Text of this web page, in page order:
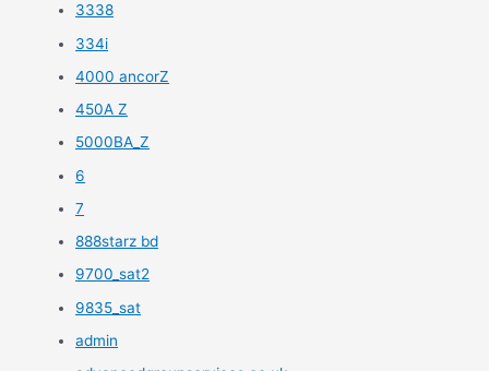
3338
334i
4000 ancorZ
450A Z
5000BA_Z
6
7
888starz bd
9700_sat2
9835_sat
admin